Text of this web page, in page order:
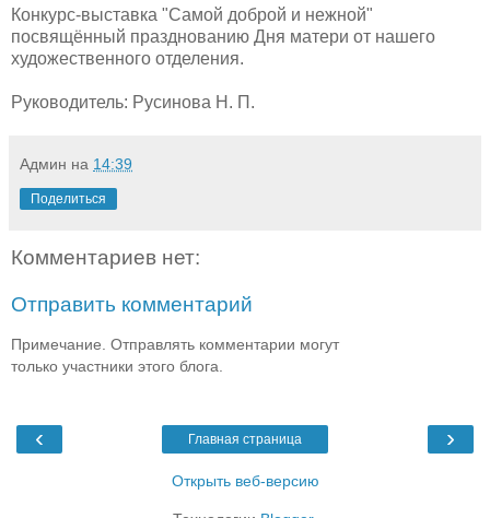
Конкурс-выставка "Самой доброй и нежной"
посвящённый празднованию Дня матери от нашего
художественного отделения.
Руководитель: Русинова Н. П.
Админ на 14:39
Поделиться
Комментариев нет:
Отправить комментарий
Примечание. Отправлять комментарии могут
только участники этого блога.
‹ ›
Главная страница
Открыть веб-версию